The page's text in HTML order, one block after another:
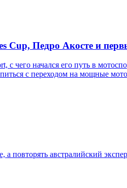
Педро Акосте и
начался его путь в
с переходом на мощные
австралийский